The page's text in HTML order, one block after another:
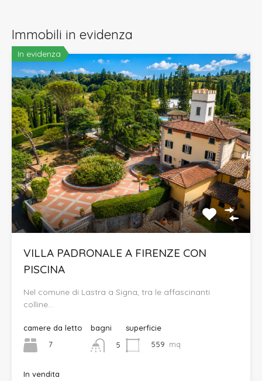
Immobili in evidenza
In evidenza
VILLA PADRONALE A FIRENZE CON
PISCINA
Nel comune di Lastra a Signa, tra le affascinanti
colline…
camere da letto
7
bagni
5
superficie
559 mq
In vendita